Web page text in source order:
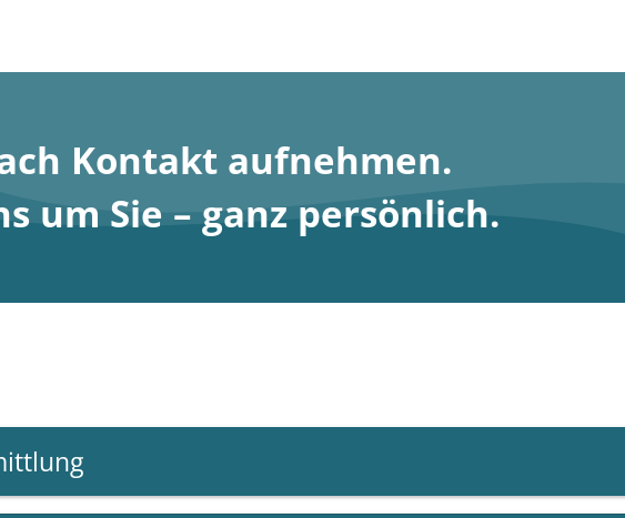
Kontakt aufnehmen.
um Sie – ganz persönlich.